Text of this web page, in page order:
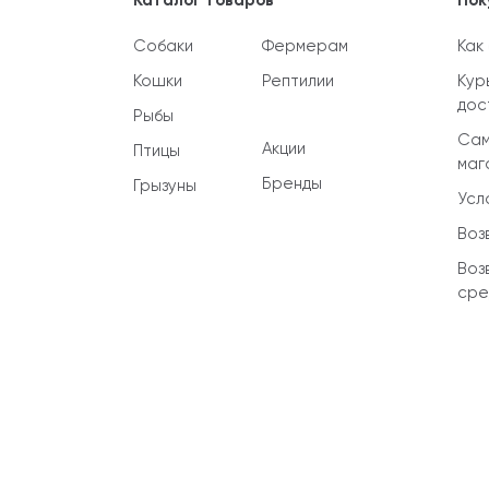
Собаки
Кошки
Рыбы
Птицы
Грызуны
Фермерам
Рептилии
Акции
Бренды
Как